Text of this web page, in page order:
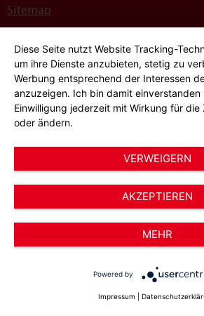
Sitemap
Hinweisgeber*innensystem
Cookie-Einstellungen
© 2026 AWO Düsseldorf –
Diese Seite nutzt Website Tracking-
um ihre Dienste anzubieten, stetig zu
Werbung entsprechend der Interessen
anzuzeigen. Ich bin damit einverstanden
Einwilligung jederzeit mit Wirkung für
oder ändern.
VERWEIGERN
AKZEPTIEREN
MEHR
Powered by
Impressum